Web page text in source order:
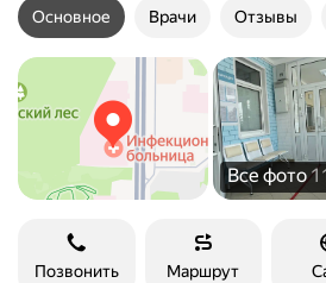
Основное Врачи Отзывы
Все фото
Позвонить Маршрут